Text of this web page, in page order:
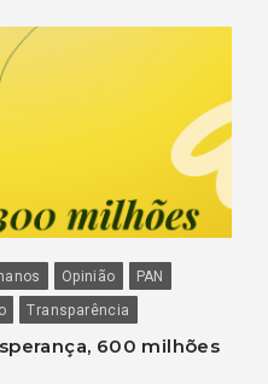
Opinião
PAN
Transparência
600 milhões